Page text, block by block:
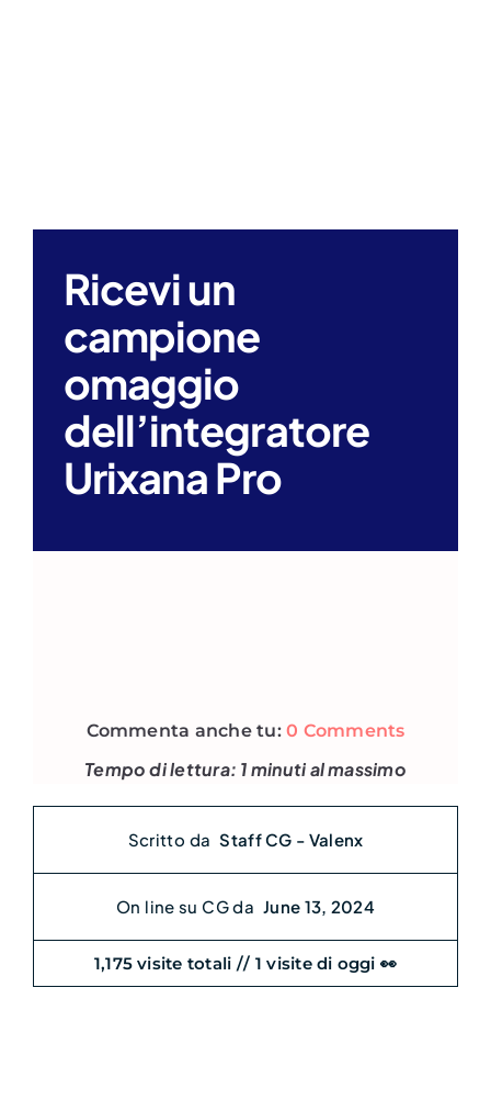
Ricevi un
campione
omaggio
dell’integratore
Urixana Pro
Commenta anche tu:0 Comments
Tempo di lettura: 1 minuti al massimo
Scritto da Staff CG - Valenx
On line su CG da June 13, 2024
1,175 visite totali // 1 visite di oggi 👀